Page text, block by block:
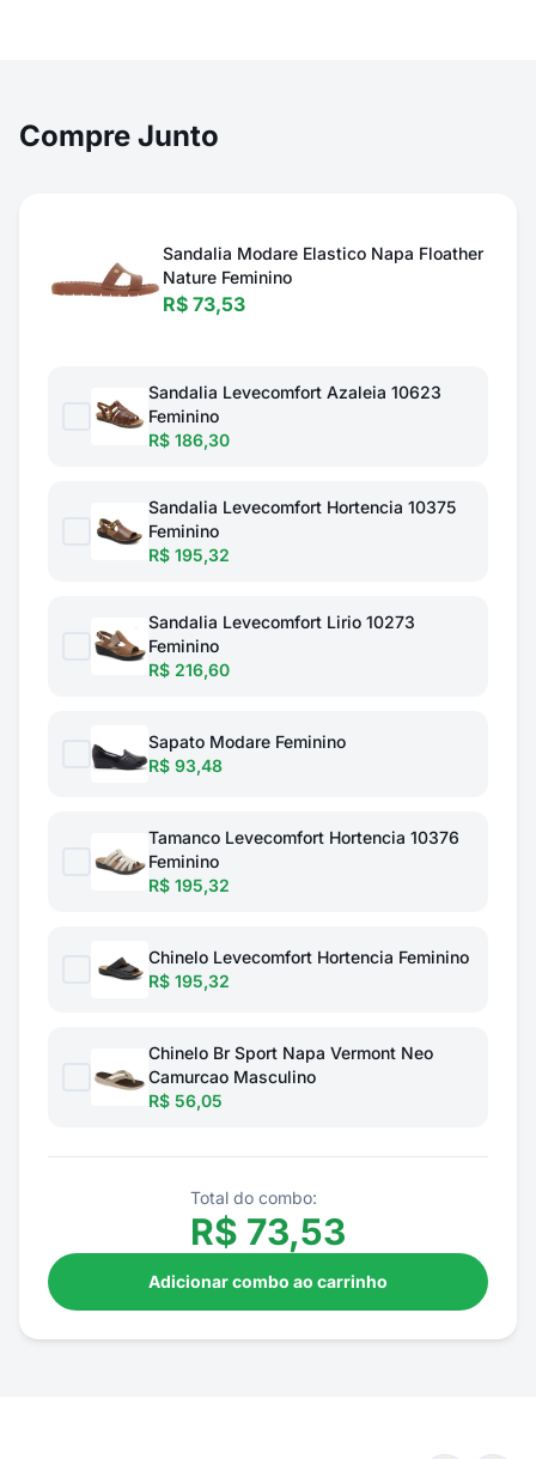
Compre Junto
Sandalia Modare Elastico Napa Floather
Nature Feminino
R$ 73,53
Sandalia Levecomfort Azaleia 10623
Feminino
R$ 186,30
Sandalia Levecomfort Hortencia 10375
Feminino
R$ 195,32
Sandalia Levecomfort Lirio 10273
Feminino
R$ 216,60
Sapato Modare Feminino
R$ 93,48
Tamanco Levecomfort Hortencia 10376
Feminino
R$ 195,32
Chinelo Levecomfort Hortencia Feminino
R$ 195,32
Chinelo Br Sport Napa Vermont Neo
Camurcao Masculino
R$ 56,05
Total do combo:
R$ 73,53
Adicionar combo ao carrinho